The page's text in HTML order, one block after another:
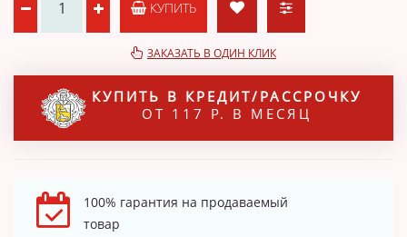
КУПИТЬ
ЗАКАЗАТЬ В ОДИН КЛИК
КУПИТЬ В КРЕДИТ/РАССРОЧКУ
ОТ 117 Р. В МЕСЯЦ
100% гарантия на продаваемый
товар